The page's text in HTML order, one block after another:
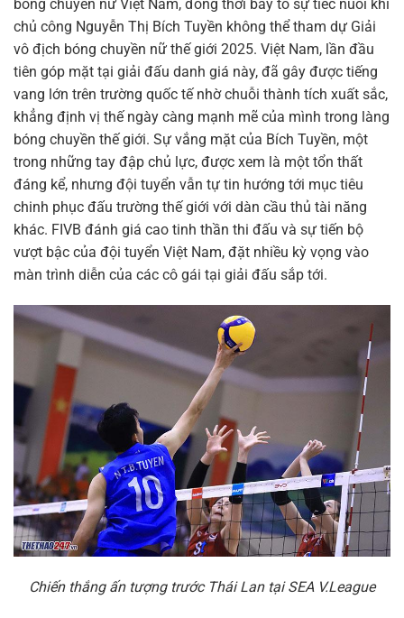
bóng chuyền nữ Việt Nam, đồng thời bày tỏ sự tiếc nuối khi
chủ công Nguyễn Thị Bích Tuyền không thể tham dự Giải
vô địch bóng chuyền nữ thế giới 2025. Việt Nam, lần đầu
tiên góp mặt tại giải đấu danh giá này, đã gây được tiếng
vang lớn trên trường quốc tế nhờ chuỗi thành tích xuất sắc,
khẳng định vị thế ngày càng mạnh mẽ của mình trong làng
bóng chuyền thế giới. Sự vắng mặt của Bích Tuyền, một
trong những tay đập chủ lực, được xem là một tổn thất
đáng kể, nhưng đội tuyển vẫn tự tin hướng tới mục tiêu
chinh phục đấu trường thế giới với dàn cầu thủ tài năng
khác. FIVB đánh giá cao tinh thần thi đấu và sự tiến bộ
vượt bậc của đội tuyển Việt Nam, đặt nhiều kỳ vọng vào
màn trình diễn của các cô gái tại giải đấu sắp tới.
Chiến thắng ấn tượng trước Thái Lan tại SEA V.League